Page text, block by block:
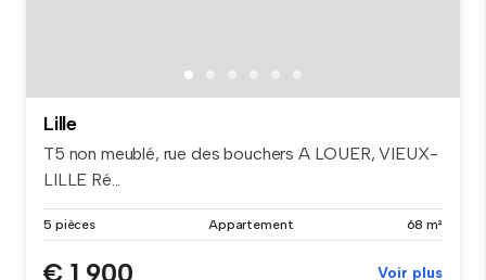
Lille
T5 non meublé, rue des bouchers A LOUER, VIEUX-
LILLE Ré...
5 pièces Appartement 68 m²
€ 1 900 Voir plus